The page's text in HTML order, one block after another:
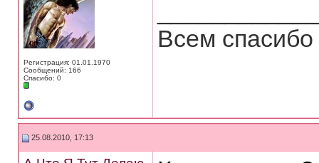
Регистрация: 01.01.1970
Сообщений: 166
Спасибо: 0
Всем
25.08.2010, 17:13